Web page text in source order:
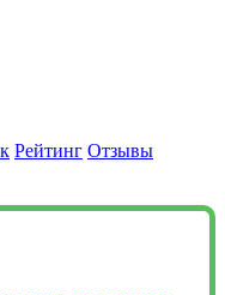
Рейтинг Отзывы